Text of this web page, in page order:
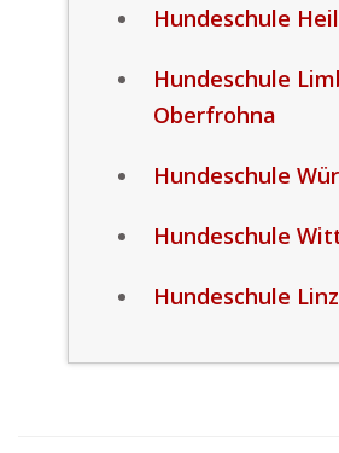
Hundeschule
Hundeschule
Oberfrohna
Hundeschule
Hundeschule
Hundeschule Linz